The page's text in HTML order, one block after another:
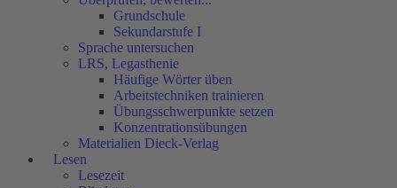
Grundschule
Sekundarstufe I
Sprache untersuchen
LRS, Legasthenie
Häufige Wörter üben
Arbeitstechniken trainieren
Übungsschwerpunkte setzen
Konzentrationsübungen
Materialien Dieck-Verlag
Lesen
Lesezeit